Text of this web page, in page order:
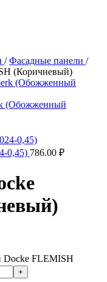
/ Фасадные панели /
(Коричневый)
(Обожженный
0,45) 786.00 ₽
Docke FLEMISH
+